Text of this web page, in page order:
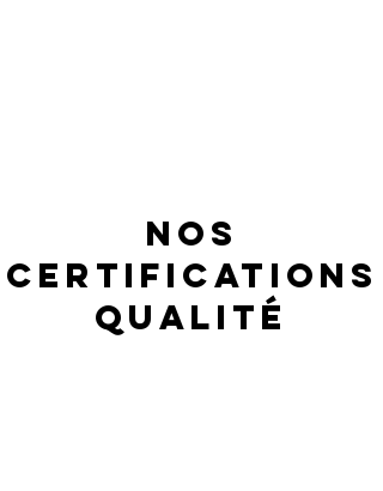
Nos
certifications
qualité